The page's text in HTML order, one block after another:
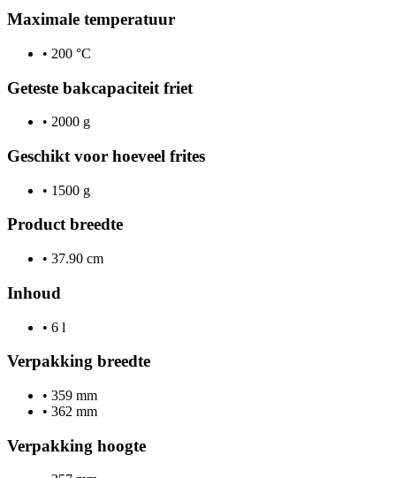
Maximale temperatuur
• 200 °C
Geteste bakcapaciteit friet
• 2000 g
Geschikt voor hoeveel frites
• 1500 g
Product breedte
• 37.90 cm
Inhoud
• 6 l
Verpakking breedte
• 359 mm
• 362 mm
Verpakking hoogte